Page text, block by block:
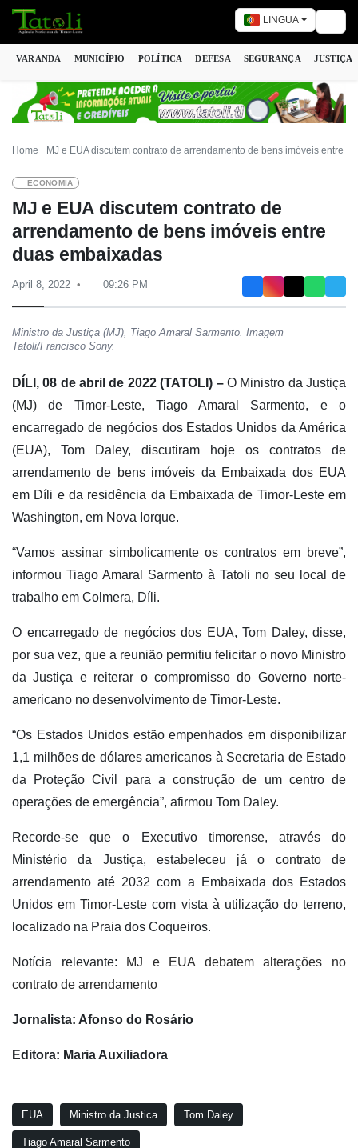
LINGUA
VARANDA MUNICÍPIO POLÍTICA DEFESA SEGURANÇA JUSTIÇA
Home MJ e EUA discutem contrato de arrendamento de bens imóveis entre
ECONOMIA
MJ e EUA discutem contrato de
arrendamento de bens imóveis entre
duas embaixadas
April 8, 2022 09:26 PM
Ministro da Justiça (MJ), Tiago Amaral Sarmento. Imagem
Tatoli/Francisco Sony.
DÍLI, 08 de abril de 2022 (TATOLI) –O Ministro da Justiça
(MJ) de Timor-Leste, Tiago Amaral Sarmento, e o
encarregado de negócios dos Estados Unidos da América
(EUA), Tom Daley, discutiram hoje os contratos de
arrendamento de bens imóveis da Embaixada dos EUA
em Díli e da residência da Embaixada de Timor-Leste em
Washington, em Nova Iorque.
“Vamos assinar simbolicamente os contratos em breve”,
informou Tiago Amaral Sarmento à Tatoli no seu local de
trabalho em Colmera, Díli.
O encarregado de negócios dos EUA, Tom Daley, disse,
por sua vez, que a reunião permitiu felicitar o novo Ministro
da Justiça e reiterar o compromisso do Governo norte-
americano no desenvolvimento de Timor-Leste.
“Os Estados Unidos estão empenhados em disponibilizar
1,1 milhões de dólares americanos à Secretaria de Estado
da Proteção Civil para a construção de um centro de
operações de emergência”, afirmou Tom Daley.
Recorde-se que o Executivo timorense, através do
Ministério da Justiça, estabeleceu já o contrato de
arrendamento até 2032 com a Embaixada dos Estados
Unidos em Timor-Leste com vista à utilização do terreno,
localizado na Praia dos Coqueiros.
Notícia relevante:
MJ e EUA debatem alterações no
contrato de arrendamento
Jornalista: Afonso do Rosário
Editora: Maria Auxiliadora
EUA Ministro da Justica Tom Daley
Tiago Amaral Sarmento